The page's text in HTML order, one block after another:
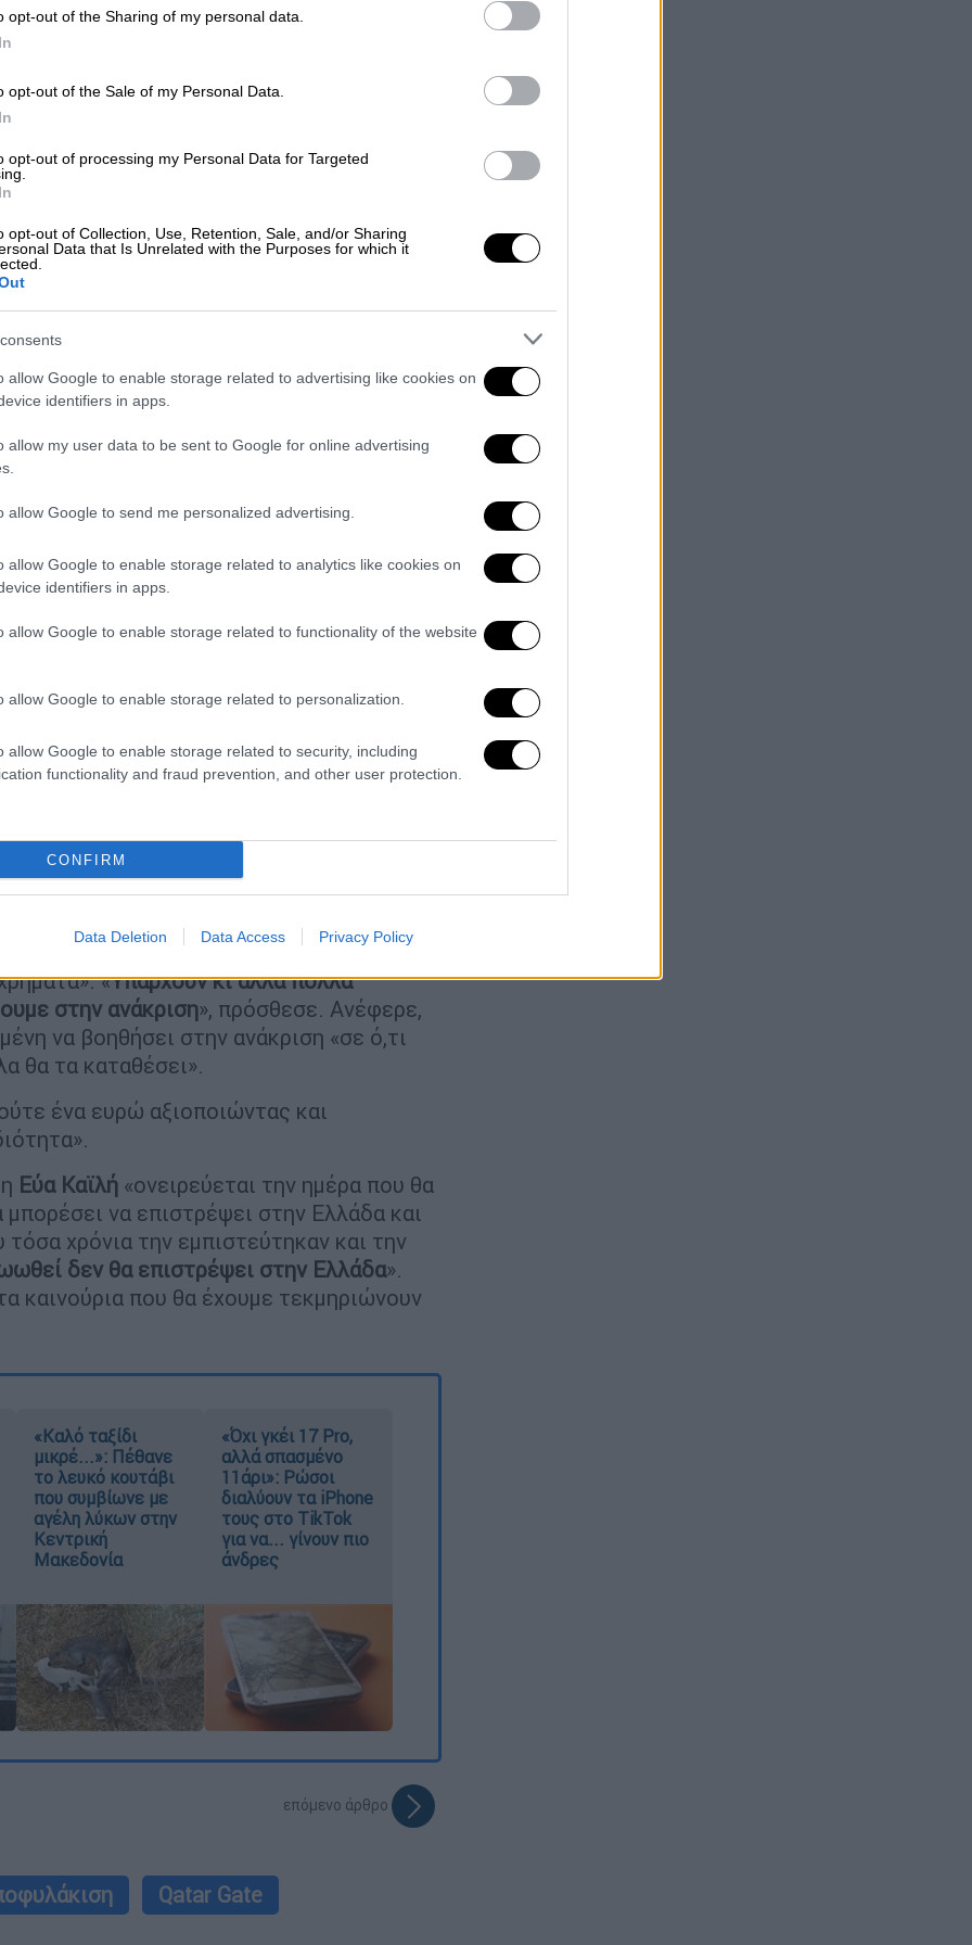
opt-out of the Sharing of my personal data.
opt-out of the Sale of my Personal Data.
opt-out of processing my Personal Data for Targeted
opt-out of Collection, Use, Retention, Sale, and/or Sharing
Data that Is Unrelated with the Purposes for which it
allow Google to enable storage related to advertising like cookies on
identifiers in apps.
allow my user data to be sent to Google for online advertising
allow Google to send me personalized advertising.
allow Google to enable storage related to analytics like cookies on
identifiers in apps.
allow Google to enable storage related to functionality of the website
allow Google to enable storage related to personalization.
allow Google to enable storage related to security, including
functionality and fraud prevention, and other user protection.
CONFIRM
Data Deletion Data Access Privacy Policy
«Δεν βρέθηκαν αποτυπώματα
χρήματα»
νωρίτερα σήμερα ότι σήμερα ήταν η
κ. Καϊλή σε μια «
Καϊλή», είπε, τονίζοντας ότι «πέρασε
video
ψυχολογικά ισχυρή είναι ότι έχει
που θεμελιώνουν χωρίς καμία
επίσης, ότι «
δεν διαρρέουμε στοιχεία της
ότι από τα χρήματα και τα
του συντρόφου της, «αποδεικνύεται ότι
βρέθηκε κανένα δακτυλικό αποτύπωμά
«Υπάρχουν κι άλλα πολλά
στην ανάκριση», πρόσθεσε. Ανέφερε,
να βοηθήσει στην ανάκριση «σε ό,τι
θα τα καταθέσει».
ένα ευρώ αξιοποιώντας και
Εύα Καϊλή «ονειρεύεται την ημέρα που θα
να επιστρέψει στην Ελλάδα και
χρόνια την εμπιστεύτηκαν και την
δεν θα επιστρέψει στην Ελλάδα».
καινούρια που θα έχουμε τεκμηριώνουν
«Καλό ταξίδι
μικρέ...»: Πέθανε
το λευκό κουτάβι
που συμβίωνε με
αγέλη λύκων στην
Κεντρική
Μακεδονία
«Όχι γκέι 17 Pro,
αλλά σπασμένο
11άρι»: Ρώσοι
διαλύουν τα iPhone
τους στο TikTok
για να... γίνουν πιο
άνδρες
επόμενο άρθρο
Qatar Gate